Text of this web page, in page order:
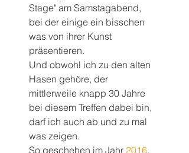
Stage" am Samstagabend,
bei der einige ein bisschen
was von ihrer Kunst
präsentieren.
Und obwohl ich zu den alten
Hasen gehöre, der
mittlerweile knapp 30 Jahre
bei diesem Treffen dabei bin,
darf ich auch ab und zu mal
was zeigen.
So geschehen im Jahr 2016,